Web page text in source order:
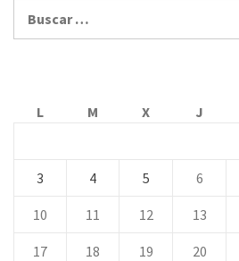
L
M X J
3 4 5 6
10 11 12 13
17 18 19 20